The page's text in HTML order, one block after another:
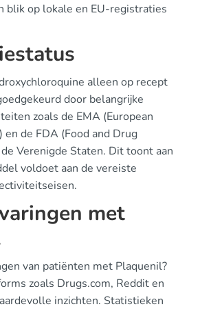
blik op lokale en EU-registraties
alleen op recept
door belangrijke
zoals de EMA (European
en de FDA (Food and Drug
Verenigde Staten. Dit toont aan
voldoet aan de vereiste
met
van patiënten met Plaquenil?
zoals Drugs.com, Reddit en
inzichten. Statistieken